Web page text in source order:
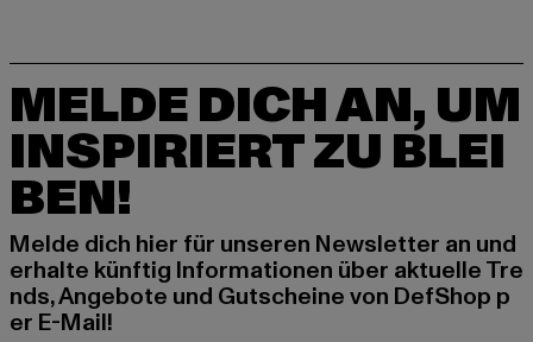
MELDE DICH AN, UM
INSPIRIERT ZU BLEI
BEN!
Melde dich hier für unseren Newsletter an und
erhalte künftig Informationen über aktuelle Tre
nds, Angebote und Gutscheine von DefShop p
er E-Mail!